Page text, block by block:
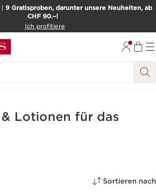
9 Gratisproben, darunter unsere Neuheiten, ab
CHF 90.–!
Ich profitiere
Lotionen für das
Sortieren nach